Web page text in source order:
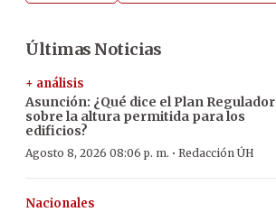
Últimas Noticias
+ análisis
Asunción: ¿Qué dice el Plan Regulador
sobre la altura permitida para los
edificios?
Agosto 8, 2026 08:06 p. m. · Redacción ÚH
Nacionales